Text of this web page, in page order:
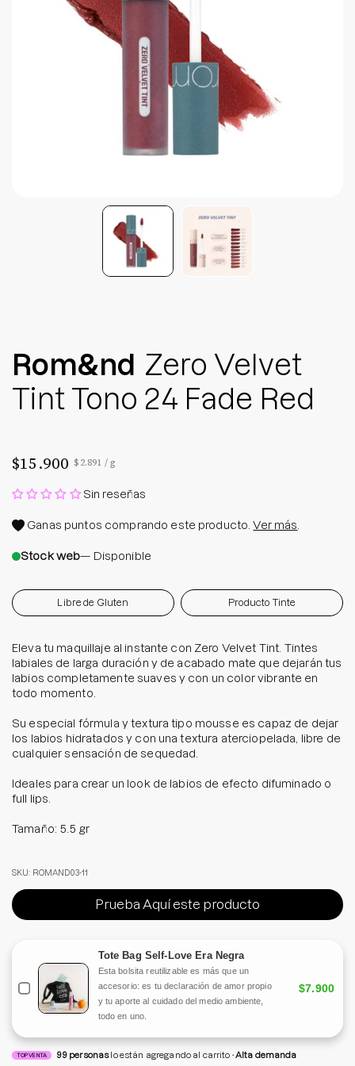
Protector Solar en Barra No.1
Parche para granitos
Rastrear mi Pedido
Parches para granitos internos
Parches para manchitas pos acné
Rom&nd Zero Velvet
Tint Tono 24 Fade Red
$15.900 Precio por unidad
$2.891 /por
g
Sin reseñas
Ganas puntos comprando este producto.Ver más
Stock web— Disponible
Libre de Gluten Producto Tinte
Eleva tu maquillaje al instante con Zero Velvet Tint. Tintes
labiales de larga duración y de acabado mate que dejarán tus
labios completamente suaves y con un color vibrante en
todo momento.
Su especial fórmula y textura tipo mousse es capaz de dejar
los labios hidratados y con una textura aterciopelada, libre de
cualquier sensación de sequedad.
Ideales para crear un look de labios de efecto difuminado o
full lips.
Tamaño: 5.5 gr
SKU: ROMAND03-11
Prueba Aquí este producto
Tote Bag Self-Love Era Negra
Esta bolsita reutilizable es más que un
accesorio: es tu declaración de amor propio
y tu aporte al cuidado del medio ambiente,
todo en uno.
$7.900
TOP VENTA 99 personas lo están agregando al carrito Alta demanda